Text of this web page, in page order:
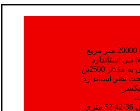
2500تن
نظر استاندارد